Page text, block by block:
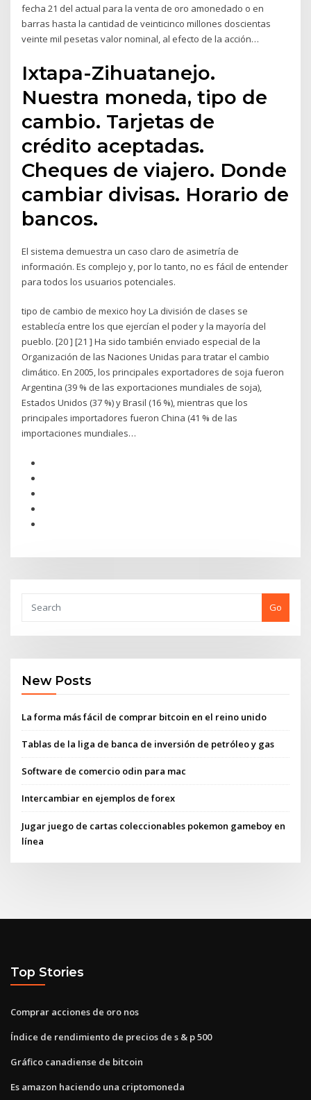
fecha 21 del actual para la venta de oro amonedado o en
barras hasta la cantidad de veinticinco millones doscientas
veinte mil pesetas valor nominal, al efecto de la acción…
Ixtapa-Zihuatanejo.
Nuestra moneda, tipo de
cambio. Tarjetas de
crédito aceptadas.
Cheques de viajero. Donde
cambiar divisas. Horario de
bancos.
El sistema demuestra un caso claro de asimetría de
información. Es complejo y, por lo tanto, no es fácil de entender
para todos los usuarios potenciales.
tipo de cambio de mexico hoy La división de clases se
establecía entre los que ejercían el poder y la mayoría del
pueblo. [20 ] [21 ] Ha sido también enviado especial de la
Organización de las Naciones Unidas para tratar el cambio
climático. En 2005, los principales exportadores de soja fueron
Argentina (39 % de las exportaciones mundiales de soja),
Estados Unidos (37 %) y Brasil (16 %), mientras que los
principales importadores fueron China (41 % de las
importaciones mundiales…
Go
New Posts
La forma más fácil de comprar bitcoin en el reino unido
Tablas de la liga de banca de inversión de petróleo y gas
Software de comercio odin para mac
Intercambiar en ejemplos de forex
Jugar juego de cartas coleccionables pokemon gameboy en
línea
Top Stories
Comprar acciones de oro nos
Índice de rendimiento de precios de s & p 500
Gráfico canadiense de bitcoin
Es amazon haciendo una criptomoneda